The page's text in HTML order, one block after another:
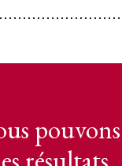
pouvons